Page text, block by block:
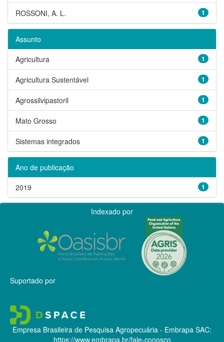
1
ROSSONI, A. L.
Assunto
1
Agricultura
1
Agricultura Sustentável
1
Agrossilvipastoril
1
Mato Grosso
1
Sistemas integrados
Ano de publicação
1
2019
Indexado por
Suportado por
Empresa Brasileira de Pesquisa Agropecuária - Embrapa SAC:
https://www.embrapa.br/fale-conosco